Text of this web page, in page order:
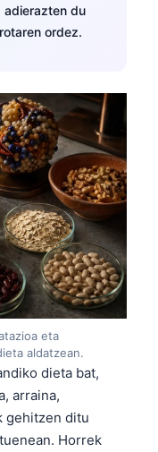
du
ordez.
eta
aldatzean.
dieta bat,
arraina,
gehitzen ditu
Horrek